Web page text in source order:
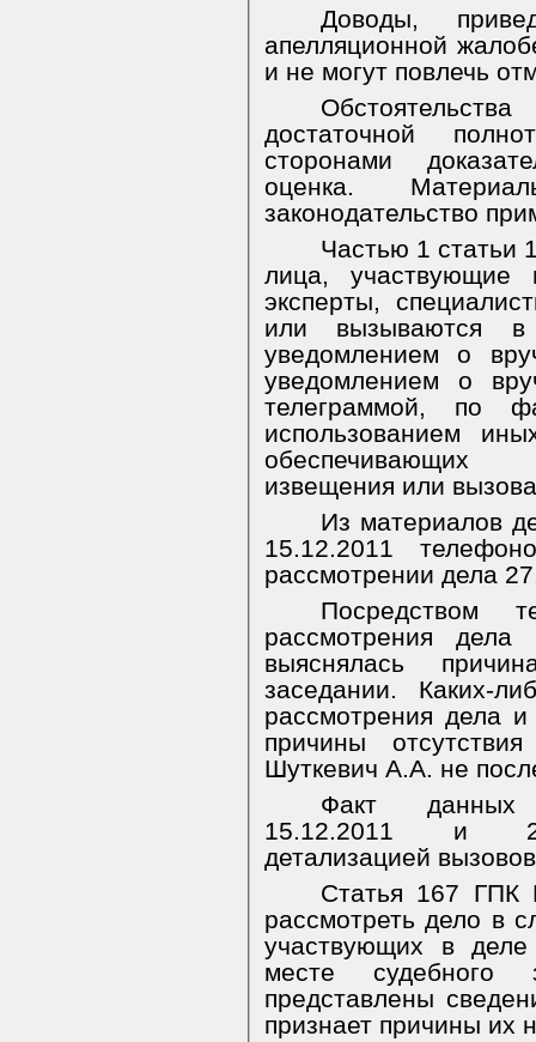
Доводы,
апелляционной
и не могут повлечь
достаточной
сторонами
оценка.
законодательство
Частью 1 статьи
лица,
эксперты,
или вызываются
уведомлением о
уведомлением о
телеграммой, по
использованием
обеспечивающих
извещения или
Из материалов
15.12.2011
рассмотрении дела
Посредством
рассмотрения
выяснялась
заседании. Каких-
рассмотрения дела
причины
Шуткевич А.А. не
Факт данных
15.12.2011 и
детализацией
Статья 167 ГПК
рассмотреть дело в
участвующих в
месте
представлены
признает причины их